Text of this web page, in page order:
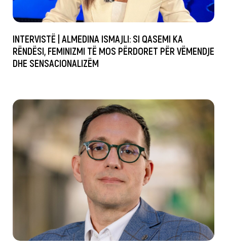
INTERVISTË | ALMEDINA ISMAJLI: SI QASEMI KA
RËNDËSI, FEMINIZMI TË MOS PËRDORET PËR VËMENDJE
DHE SENSACIONALIZËM